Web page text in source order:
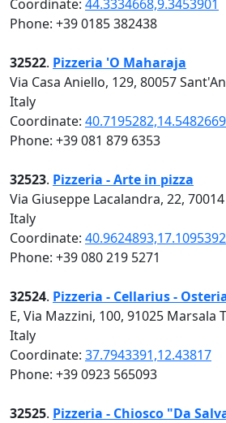
Coordinate: 44.3334668,9.3453901
Phone: +39 0185 382438
32522. Pizzeria 'O Maharaja
Via Casa Aniello, 129, 80057
Italy
Coordinate: 40.7195282,14.5482669
Phone: +39 081 879 6353
32523. Pizzeria - Arte in pizza
Via Giuseppe Lacalandra, 22,
Italy
Coordinate: 40.9624893,17.1095392
Phone: +39 080 219 5271
32524. Pizzeria - Cellarius -
E, Via Mazzini, 100, 91025 Marsala
Italy
Coordinate: 37.7943391,12.43817
Phone: +39 0923 565093
32525. Pizzeria - Chiosco "Da